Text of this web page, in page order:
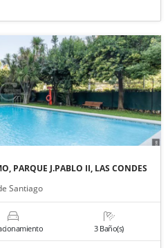
PARQUE J.PABLO II, LAS CONDES
Santiago
3 Baño(s)